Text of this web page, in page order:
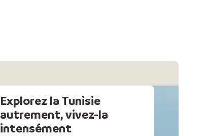
Explorez la Tunisie
autrement, vivez-la
intensément